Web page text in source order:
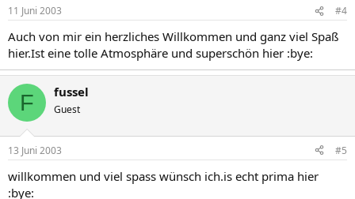
11 Juni 2003 #4
Auch von mir ein herzliches Willkommen und ganz viel Spaß
hier.Ist eine tolle Atmosphäre und superschön hier :bye:
F fussel
Guest
13 Juni 2003 #5
willkommen und viel spass wünsch ich.is echt prima hier
:bye: